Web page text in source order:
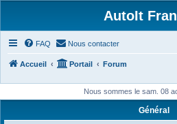
AutoIt
FAQ Nous contacter
Accueil Portail Forum
Nous sommes le sam. 08
Général